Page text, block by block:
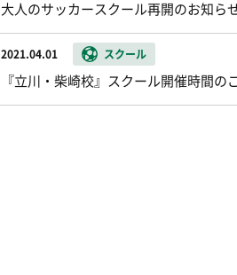
大人のサッカースクール再開のお知ら
2021.04.01 スクール
『立川・柴崎校』スクール開催時間の